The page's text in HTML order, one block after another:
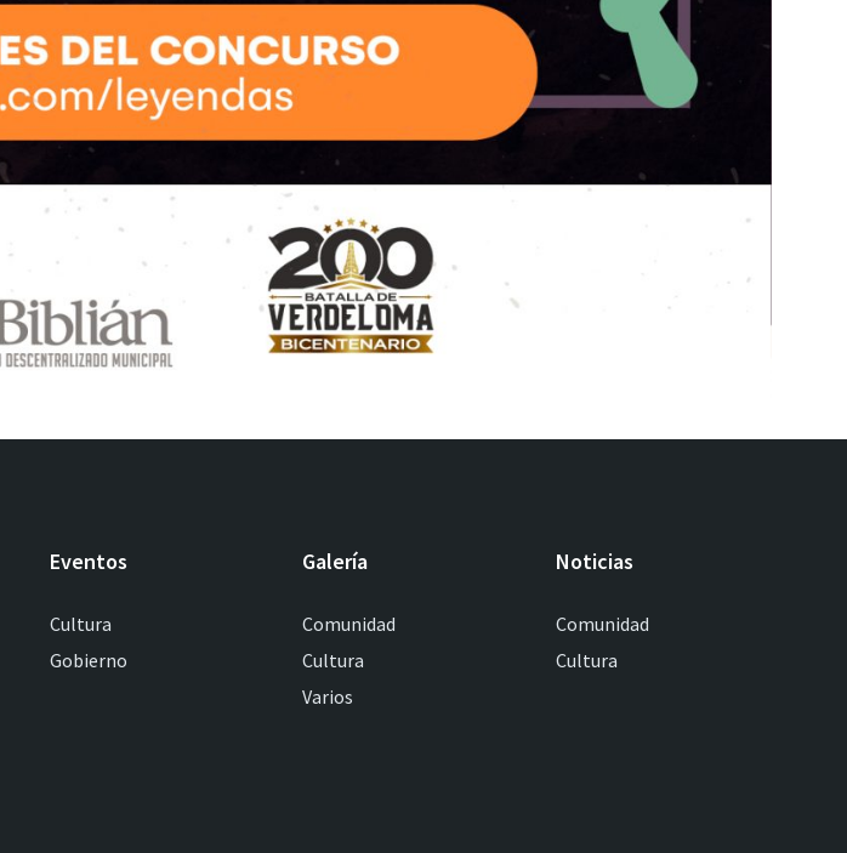
Eventos
Cultura
Gobierno
Galería
Comunidad
Cultura
Varios
Noticias
Comunidad
Cultura